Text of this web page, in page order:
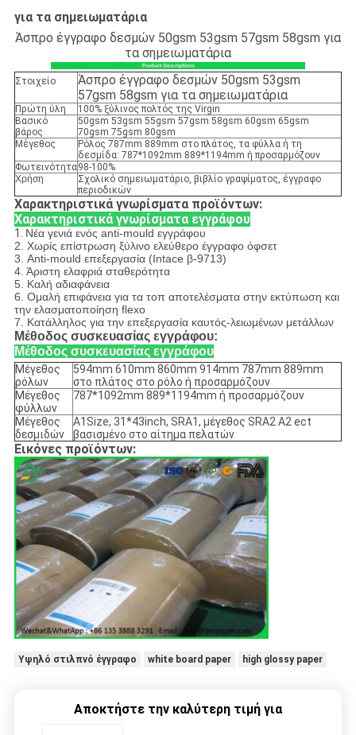
για τα σημειωματάρια
Άσπρο έγγραφο δεσμών 50gsm 53gsm 57gsm 58gsm για
τα σημειωματάρια
Στοιχείο
Άσπρο έγγραφο δεσμών 50gsm 53gsm
57gsm 58gsm για τα σημειωματάρια
Πρώτη ύλη
100% ξύλινος πολτός της Virgin
Βασικό
βάρος
50gsm 53gsm 55gsm 57gsm 58gsm 60gsm 65gsm
70gsm 75gsm 80gsm
Μέγεθος
Ρόλος 787mm 889mm στο πλάτος, τα φύλλα ή τη
δεσμίδα: 787*1092mm 889*1194mm ή προσαρμόζουν
Φωτεινότητα98-100%
Χρήση
Σχολικό σημειωματάριο, βιβλίο γραψίματος, έγγραφο
περιοδικών
Χαρακτηριστικά γνωρίσματα προϊόντων:
Χαρακτηριστικά γνωρίσματα εγγράφου
1. Νέα γενιά ενός anti-mould εγγράφου
2. Χωρίς επίστρωση ξύλινο ελεύθερο έγγραφο όφσετ
3. Anti-mould επεξεργασία (Intace β-9713)
4. Άριστη ελαφριά σταθερότητα
5. Καλή αδιαφάνεια
6. Ομαλή επιφάνεια για τα τοπ αποτελέσματα στην εκτύπωση και
την ελασματοποίηση flexo
7. Κατάλληλος για την επεξεργασία καυτός-λειωμένων μετάλλων
Μέθοδος συσκευασίας εγγράφου:
Μέθοδος συσκευασίας εγγράφου
Μέγεθος
ρόλων
594mm 610mm 860mm 914mm 787mm 889mm
στο πλάτος στο ρόλο ή προσαρμόζουν
Μέγεθος
φύλλων
787*1092mm 889*1194mm ή προσαρμόζουν
Μέγεθος
δεσμιδών
A1Size, 31*43inch, SRA1, μέγεθος SRA2 A2 ect
βασισμένο στο αίτημα πελατών
Εικόνες προϊόντων:
Υψηλό στιλπνό έγγραφο white board paper high glossy paper
Αποκτήστε την καλύτερη τιμή για